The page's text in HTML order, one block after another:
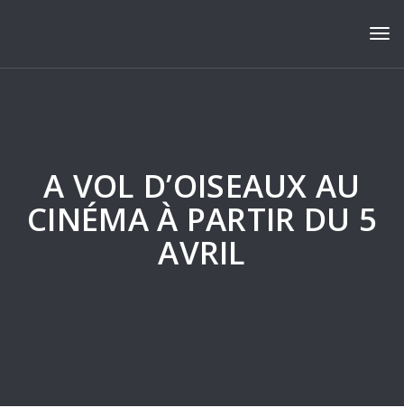
A VOL D’OISEAUX AU
CINÉMA À PARTIR DU 5
AVRIL